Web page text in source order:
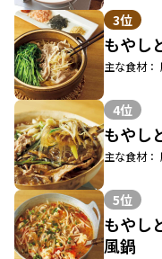
3位
もやし
主な食材：
4位
もやし
主な食材：
5位
もやし
風鍋